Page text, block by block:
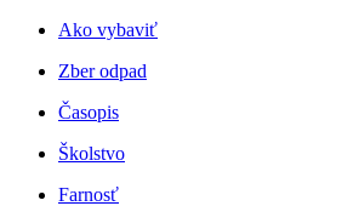
Ako vybaviť
Zber odpad
Časopis
Školstvo
Farnosť